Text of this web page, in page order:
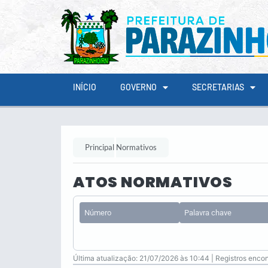
INÍCIO GOVERNO SECRETARIAS
Principal Normativos
ATOS NORMATIVOS
Última atualização: 21/07/2026 às 10:44 | Registros